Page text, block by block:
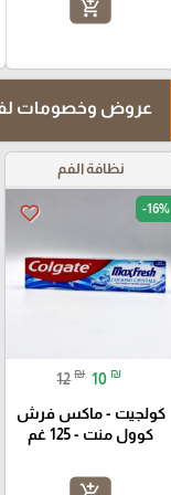
add_shopping_cart
عروض وخصومات
نظافة الفم
favorite_border -16%
12 ₪ 10 ₪
كولجيت - ماكس فرش
كوول منت - 125 غم